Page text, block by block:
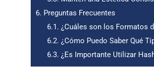
6. Preguntas Frecuentes
6.1. ¿Cuáles son los Formatos
6.2. ¿Cómo Puedo Saber Qué
6.3. ¿Es Importante Utilizar